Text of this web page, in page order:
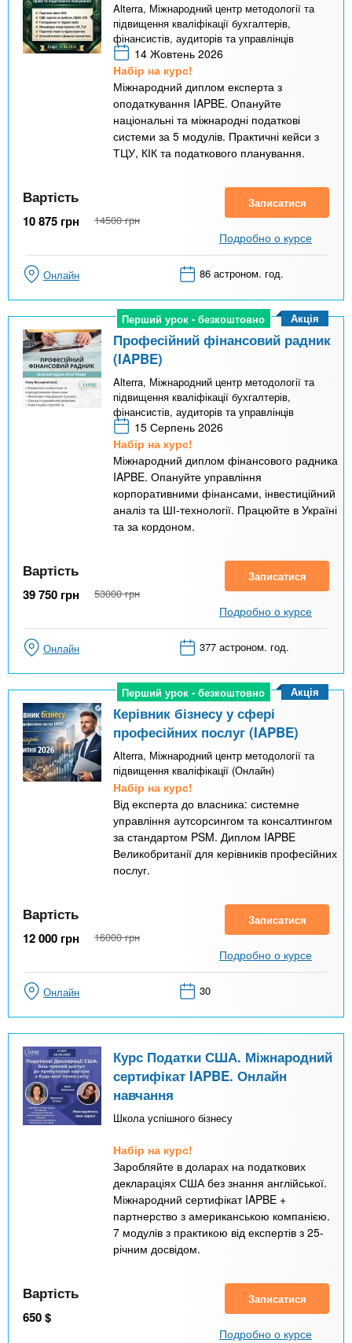
Alterra, Міжнародний центр методології та
підвищення кваліфікації бухгалтерів,
фінансистів, аудиторів та управлінців
14 Жовтень 2026
Набір на курс!
Міжнародний диплом експерта з
оподаткування IAPBE. Опануйте
національні та міжнародні податкові
системи за 5 модулів. Практичні кейси з
ТЦУ, КІК та податкового планування.
Вартість
10 875 грн 14500 грн
Записатися
Подробно о курсе
Онлайн 86 астроном. год.
Перший урок - безкоштовно
Перший урок - безкоштовно
Професійний фінансовий радник
(IAPBE)
Alterra, Міжнародний центр методології та
підвищення кваліфікації бухгалтерів,
фінансистів, аудиторів та управлінців
15 Серпень 2026
Набір на курс!
Міжнародний диплом фінансового радника
IAPBE. Опануйте управління
корпоративними фінансами, інвестиційний
аналіз та ШІ-технології. Працюйте в Україні
та за кордоном.
Акція
Вартість
39 750 грн 53000 грн
Записатися
Подробно о курсе
Онлайн 377 астроном. год.
Перший урок - безкоштовно
Перший урок - безкоштовно
Керівник бізнесу у сфері
професійних послуг (IAPBE)
Alterra, Міжнародний центр методології та
підвищення кваліфікації (Онлайн)
Набір на курс!
Від експерта до власника: системне
управління аутсорсингом та консалтингом
за стандартом PSM. Диплом IAPBE
Великобританії для керівників професійних
послуг.
Акція
Вартість
12 000 грн 16000 грн
Записатися
Подробно о курсе
Онлайн 30
Курс Податки США. Міжнародний
сертифікат IAPBE. Онлайн
навчання
Школа успішного бізнесу
Набір на курс!
Заробляйте в доларах на податкових
деклараціях США без знання англійської.
Міжнародний сертифікат IAPBE +
партнерство з американською компанією.
7 модулів з практикою від експертів з 25-
річним досвідом.
Вартість
650$
Записатися
Подробно о курсе